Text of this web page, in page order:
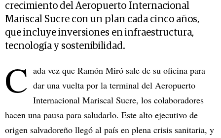
crecimiento del Aeropuerto Internacional
Mariscal Sucre con un plan cada cinco años,
que incluye inversiones en infraestructura,
tecnología y sostenibilidad.
C ada vez que Ramón Miró sale de su oficina para
dar una vuelta por la terminal del Aeropuerto
Internacional Mariscal Sucre, los colaboradores
hacen una pausa para saludarlo. Este alto ejecutivo de
origen salvadoreño llegó al país en plena crisis sanitaria, y